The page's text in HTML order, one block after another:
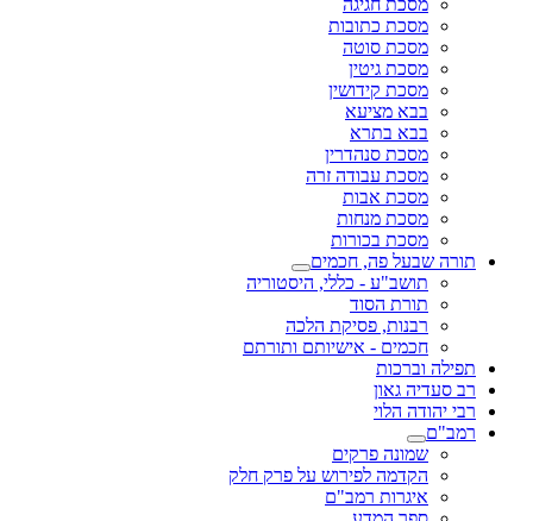
מסכת חגיגה
מסכת כתובות
מסכת סוטה
מסכת גיטין
מסכת קידושין
בבא מציעא
בבא בתרא
מסכת סנהדרין
מסכת עבודה זרה
מסכת אבות
מסכת מנחות
מסכת בכורות
תורה שבעל פה, חכמים
תושב"ע - כללי, היסטוריה
תורת הסוד
רבנות, פסיקת הלכה
חכמים - אישיותם ותורתם
תפילה וברכות
רב סעדיה גאון
רבי יהודה הלוי
רמב"ם
שמונה פרקים
הקדמה לפירוש על פרק חלק
איגרות רמב"ם